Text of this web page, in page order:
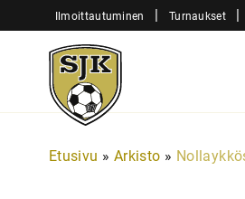
sisältöön
Ilmoittautuminen | Turnaukset |
Sjk-
Juniorit
Etusivu » Arkisto »